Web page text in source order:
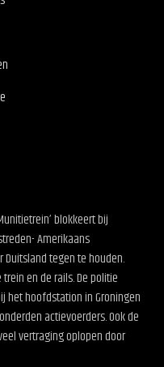
blokkeert bij
Amerikaans
tegen te houden.
en de rails. De politie
het hoofdstation in Groningen
actievoerders. Ook de
vertraging oplopen door